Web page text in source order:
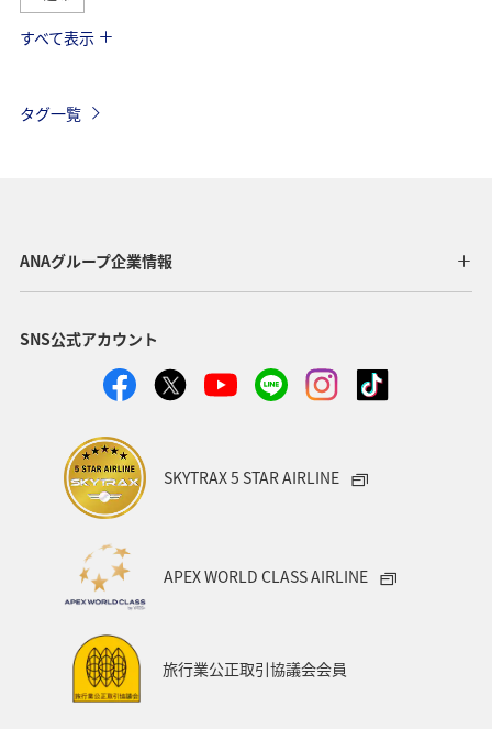
歴史・文化・芸術
アオリイカ メジナ 冬 アユ
すべて表示
タグ一覧
ANAグループ企業情報
SNS公式アカウント
SKYTRAX 5 STAR AIRLINE
APEX WORLD CLASS AIRLINE
旅行業公正取引協議会会員